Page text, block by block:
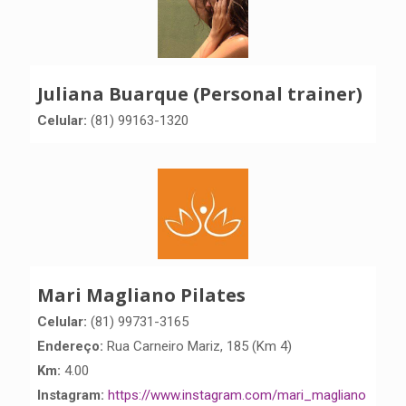
Juliana Buarque (Personal trainer)
Celular: (81) 99163-1320
Mari Magliano Pilates
Celular: (81) 99731-3165
Endereço: Rua Carneiro Mariz, 185 (Km 4)
Km: 4.00
Instagram: https://www.instagram.com/mari_magliano